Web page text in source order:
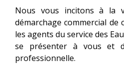
Nous vous incitons à la
démarchage commercial de
les agents du service des
se présenter à vous et
professionnelle.